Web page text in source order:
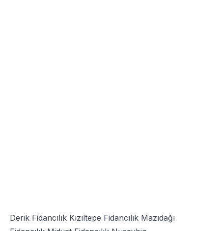
Derik Fidancılık Kızıltepe Fidancılık Mazıdağı